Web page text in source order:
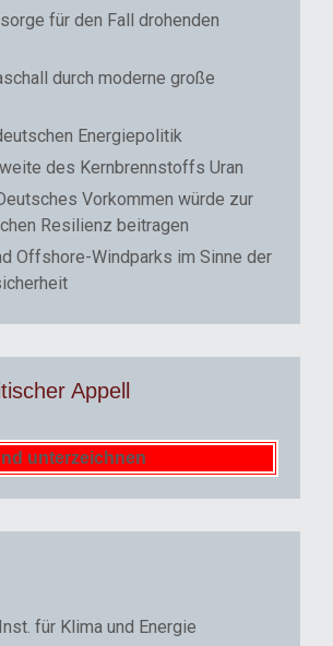
für den Fall drohenden
durch moderne große
Energiepolitik
des Kernbrennstoffs Uran
Vorkommen würde zur
Resilienz beitragen
Offshore-Windparks im Sinne der
Appell
unterzeichnen
für Klima und Energie